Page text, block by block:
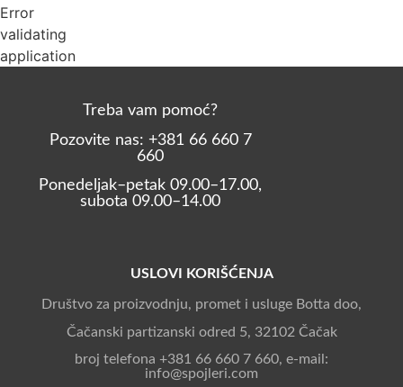
Error
validating
application
USLOVI KORIŠĆENJA
Društvo za proizvodnju, promet i usluge Botta doo,
Čačanski partizanski odred 5, 32102 Čačak
broj telefona +381 66 660 7 660, e-mail:
info@spojleri.com
Treba vam pomoć?
Pozovite nas: +381 66 660 7
660
Ponedeljak–petak 09.00–17.00,
subota 09.00–14.00